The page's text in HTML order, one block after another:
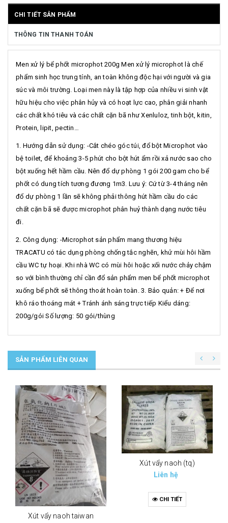
CHI TIẾT SẢN PHẨM
THÔNG TIN THANH TOÁN
Men xử lý bể phốt microphot 200g Men xử lý microphot là chế
phẩm sinh học trung tính, an toàn không độc hại với người và gia
súc và môi trường. Loại men này là tập hợp của nhiều vi sinh vật
hữu hiệu cho việc phân hủy và có hoạt lực cao, phân giải nhanh
các chất khó tiêu và các chất cặn bã như Xenluloz, tinh bột, kitin,
Protein, lipit, pectin…
1. Hướng dẫn sử dụng: -Cắt chéo góc túi, đổ bột Microphot vào
bệ toilet, để khoảng 3-5 phút cho bột hút ẩm rồi xả nước sao cho
bột xuống hết hầm cầu. Nên đổ dự phòng 1 gói 200 gam cho bể
phốt có dung tích tương đương 1m3. Lưu ý: Cứ từ 3-4 tháng nên
đổ dự phòng 1 lần sẽ không phải thông hút hầm cầu do các
chất cặn bã sẽ được microphot phân huỷ thành dạng nước tiêu
đi.
2. Công dụng: -Microphot sản phẩm mang thương hiệu
TRACATU có tác dụng phòng chống tắc nghẽn, khử mùi hôi hầm
cầu WC tự hoại. Khi nhà WC có mùi hôi hoặc xối nước chảy chậm
so với bình thường chỉ cần đổ sản phẩm men bể phốt microphot
xuống bể phốt sẽ thông thoát hoàn toàn. 3. Bảo quản: + Để nơi
khô ráo thoáng mát + Tránh ánh sáng trực tiếp Kiểu dáng:
200g/gói Số lượng: 50 gói/thùng
SẢN PHẨM LIÊN QUAN
Xút vẩy naoh taiwan
Xút vẩy naoh (tq)
Liên hệ
CHI TIẾT